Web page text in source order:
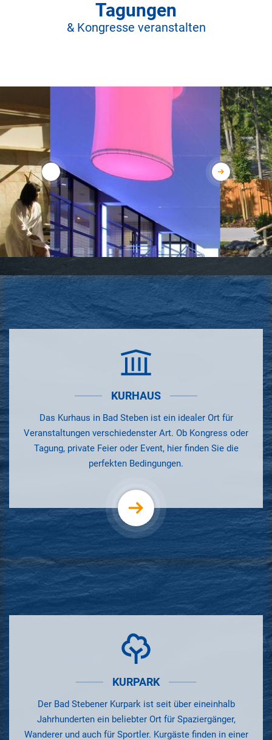
Tagungen
& Kongresse veranstalten
KURHAUS
Das Kurhaus in Bad Steben ist ein idealer Ort für
Veranstaltungen verschiedenster Art. Ob Kongress oder
Tagung, private Feier oder Event, hier finden Sie die
perfekten Bedingungen.
KURPARK
Der Bad Stebener Kurpark ist seit über eineinhalb
Jahrhunderten ein beliebter Ort für Spaziergänger,
Wanderer und auch für Sportler. Kurgäste finden in einer